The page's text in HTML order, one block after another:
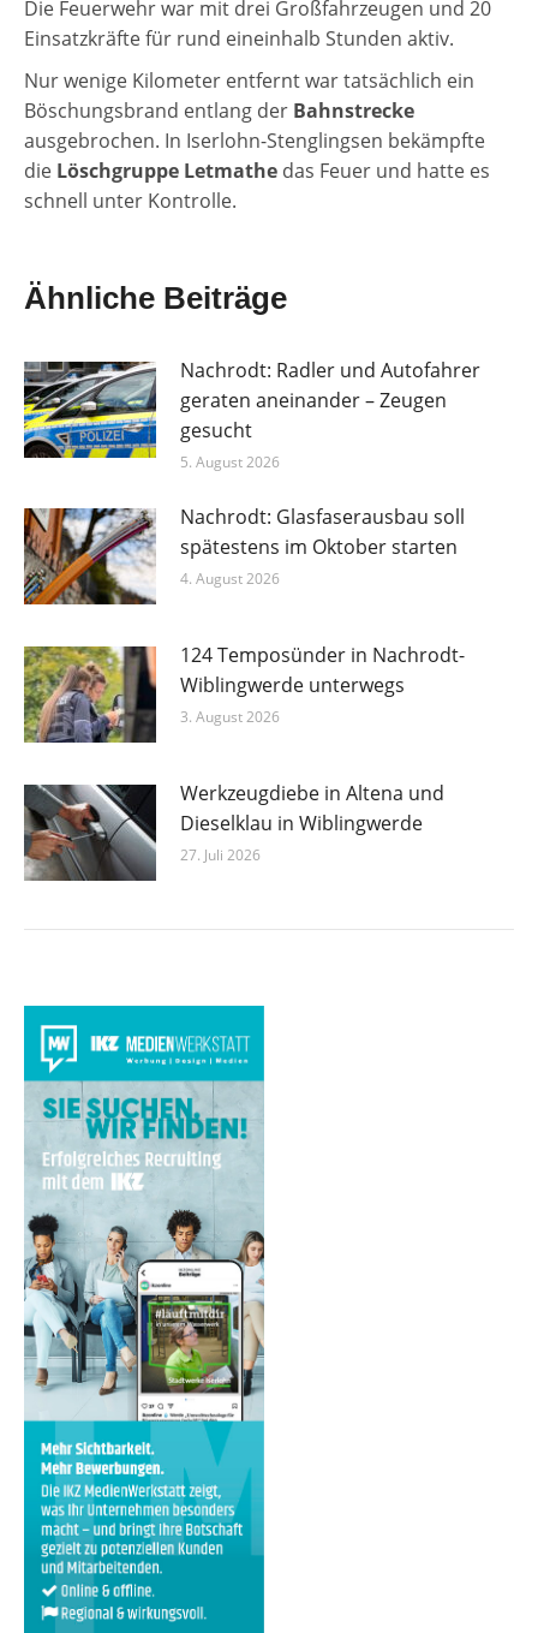
Die Feuerwehr war mit drei Großfahrzeugen und 20
Einsatzkräfte für rund eineinhalb Stunden aktiv.
Nur wenige Kilometer entfernt war tatsächlich ein
Böschungsbrand entlang der Bahnstrecke
ausgebrochen. In Iserlohn-Stenglingsen bekämpfte
die Löschgruppe Letmathe das Feuer und hatte es
schnell unter Kontrolle.
Ähnliche Beiträge
Nachrodt: Radler und Autofahrer
geraten aneinander – Zeugen
gesucht
5. August 2026
Nachrodt: Glasfaserausbau soll
spätestens im Oktober starten
4. August 2026
124 Temposünder in Nachrodt-
Wiblingwerde unterwegs
3. August 2026
Werkzeugdiebe in Altena und
Dieselklau in Wiblingwerde
27. Juli 2026